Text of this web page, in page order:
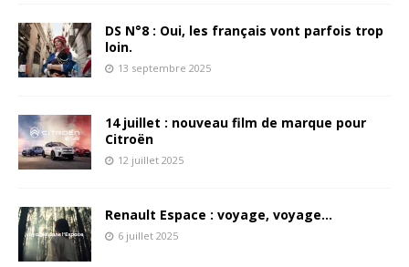
DS N°8 : Oui, les français vont parfois trop
loin.
13 septembre 2025
14 juillet : nouveau film de marque pour
Citroën
12 juillet 2025
Renault Espace : voyage, voyage…
6 juillet 2025